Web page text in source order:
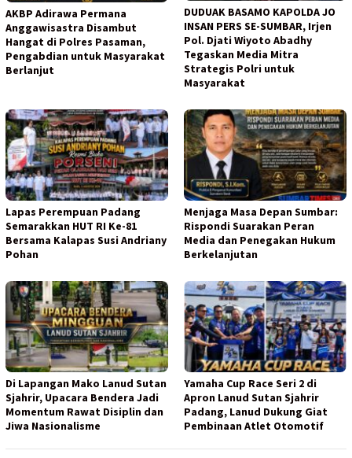
AKBP Adirawa Permana
Anggawisastra Disambut
Hangat di Polres Pasaman,
Pengabdian untuk Masyarakat
Berlanjut
DUDUAK BASAMO KAPOLDA JO
INSAN PERS SE-SUMBAR, Irjen
Pol. Djati Wiyoto Abadhy
Tegaskan Media Mitra
Strategis Polri untuk
Masyarakat
Lapas Perempuan Padang
Semarakkan HUT RI Ke-81
Bersama Kalapas Susi Andriany
Pohan
Menjaga Masa Depan Sumbar:
Rispondi Suarakan Peran
Media dan Penegakan Hukum
Berkelanjutan
Di Lapangan Mako Lanud Sutan
Sjahrir, Upacara Bendera Jadi
Momentum Rawat Disiplin dan
Jiwa Nasionalisme
Yamaha Cup Race Seri 2 di
Apron Lanud Sutan Sjahrir
Padang, Lanud Dukung Giat
Pembinaan Atlet Otomotif